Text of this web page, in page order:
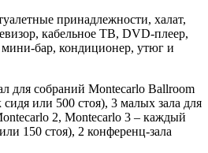
принадлежности, халат,
кабельное ТВ, DVD-плеер,
бар, кондиционер, утюг и
для собраний Montecarlo Ballroom
или 500 стоя), 3 малых зала для
2, Montecarlo 3 – каждый
150 стоя), 2 конференц-зала